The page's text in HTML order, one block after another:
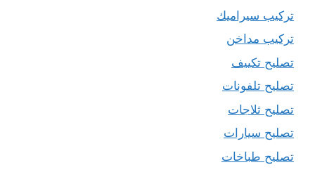
تركيب سيراميك
تركيب مداخن
تصليح تكييف
تصليح تلفونات
تصليح ثلاجات
تصليح سيارات
تصليح طباخات